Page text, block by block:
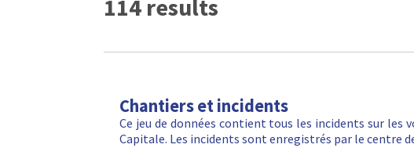
114 results
Chantiers et incidents
Ce jeu de données contient tous les incidents sur les
Capitale. Les incidents sont enregistrés par le centre